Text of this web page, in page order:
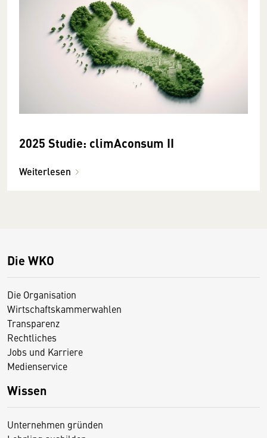
2025 Studie: climAconsum II
Weiterlesen
Die WKO
Die Organisation
Wirtschaftskammerwahlen
Transparenz
Rechtliches
Jobs und Karriere
Medienservice
Wissen
Unternehmen gründen